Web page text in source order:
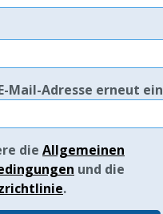
Mail-Adresse erneut ein
die Allgemeinen
und die
.